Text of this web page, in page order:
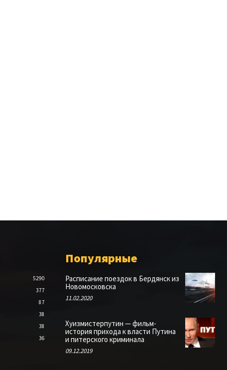
5290
377
87
38
38
36
Популярные
Расписание поездок в Бердянск из
Новомосковска
11.02.2020
Хуизмистерпутин — фильм-
история прихода к власти Путина
и питерского криминала
09.12.2019